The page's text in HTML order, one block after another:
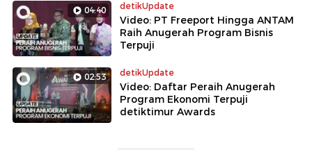
04:40 detikUpdate
Video: PT Freeport Hingga ANTAM
Raih Anugerah Program Bisnis
Terpuji
02:53 detikUpdate
Video: Daftar Peraih Anugerah
Program Ekonomi Terpuji
detiktimur Awards